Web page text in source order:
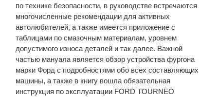
по технике безопасности, в руководстве встречаются
многочисленные рекомендации для активных
автолюбителей, а также имеется приложение с
таблицами по смазочным материалам, уровнем
допустимого износа деталей и так далее. Важной
частью мануала является обзор устройства фургона
марки Форд с подробностями обо всех составляющих
машины, а также в книгу вошла обязательная
инструкция по эксплуатации FORD TOURNEO